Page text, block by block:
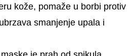
kože, pomaže u borbi protiv
smanjenje upala i